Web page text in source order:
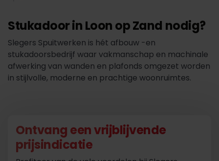
Stukadoor in Loon op Zand nodig?
Slegers Spuitwerken is hét afbouw -en
stukadoorsbedrijf waar vakmanschap en machinale
afwerking van wanden en plafonds omgezet worden
in stijlvolle, moderne en prachtige woonruimtes.
Ontvang een vrijblijvende
prijsindicatie